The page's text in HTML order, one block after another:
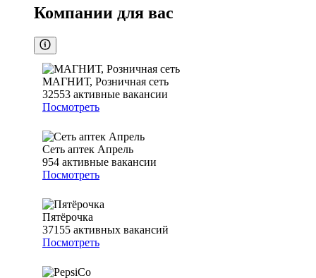
Компании для вас
МАГНИТ, Розничная сеть
32553 активные вакансии
Посмотреть
Сеть аптек Апрель
954 активные вакансии
Посмотреть
Пятёрочка
37155 активных вакансий
Посмотреть